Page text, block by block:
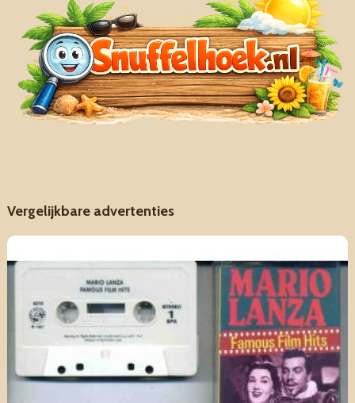
Vergelijkbare advertenties